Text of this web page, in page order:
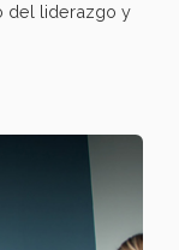
del liderazgo y